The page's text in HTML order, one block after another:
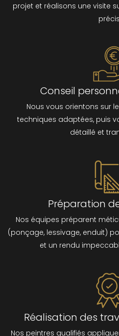
projet et réalisons une visite
Conseil
Nous vous orientons sur
techniques adaptées, puis
détaillé et
Préparation
Nos équipes préparent
(ponçage, lessivage, enduit)
et un rendu
Réalisation des
Nos peintres qualifiés